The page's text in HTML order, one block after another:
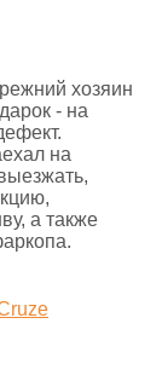
хозяин
- на
на
а также